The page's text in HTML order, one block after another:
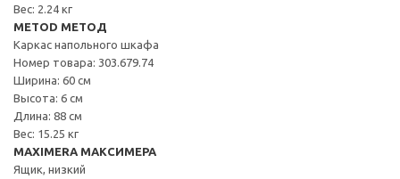
Вес: 2.24 кг
METOD МЕТОД
Каркас напольного шкафа
Номер товара: 303.679.74
Ширина: 60 см
Высота: 6 см
Длина: 88 см
Вес: 15.25 кг
MAXIMERA МАКСИМЕРА
Ящик, низкий